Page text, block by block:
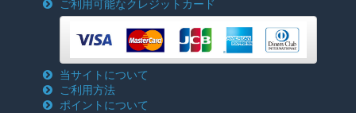
ご利用可能なクレジットカード
当サイトについて
ご利用方法
ポイントについて